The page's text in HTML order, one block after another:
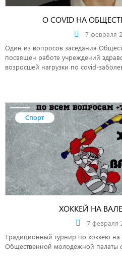
О COVID НА
7 февраля
Один из вопросов заседания
посвящен работе учреждений
возросшей нагрузки по covid-
Спорт
ХОККЕЙ НА
7 февраля
Традиционный турнир по хоккею на
Общественной молодежной палаты